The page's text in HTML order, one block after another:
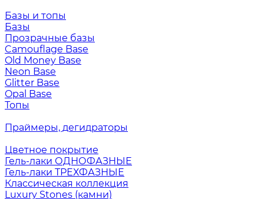
Базы и топы
Базы
Прозрачные базы
Camouflage Base
Old Money Base
Neon Base
Glitter Base
Opal Base
Топы
Праймеры, дегидраторы
Цветное покрытие
Гель-лаки ОДНОФАЗНЫЕ
Гель-лаки ТРЕХФАЗНЫЕ
Классическая коллекция
Luxury Stones (камни)